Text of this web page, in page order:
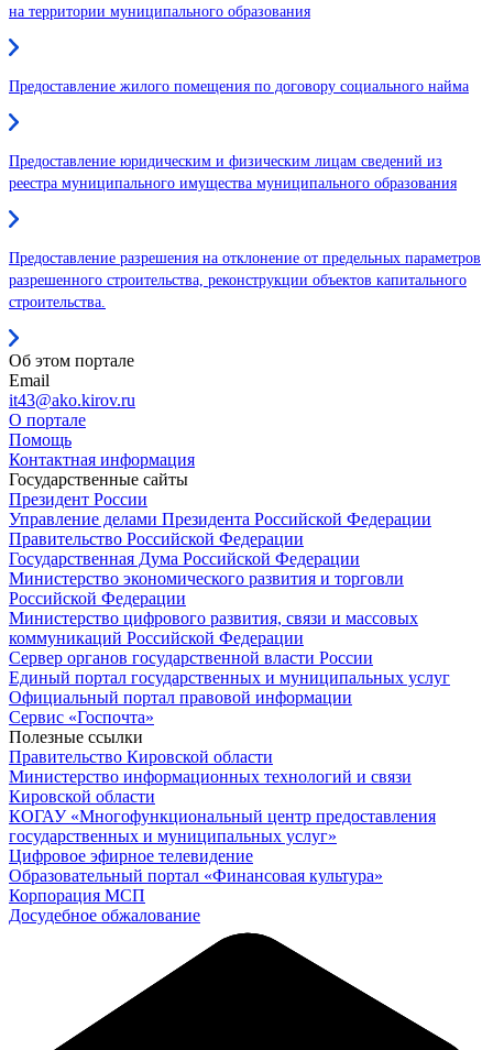
на территории муниципального образования
Предоставление жилого помещения по договору социального найма
Предоставление юридическим и физическим лицам сведений из
реестра муниципального имущества муниципального образования
Предоставление разрешения на отклонение от предельных параметров
разрешенного строительства, реконструкции объектов капитального
строительства.
Об этом портале
Email
it43@ako.kirov.ru
О портале
Помощь
Контактная информация
Государственные сайты
Президент России
Управление делами Президента Российской Федерации
Правительство Российской Федерации
Государственная Дума Российской Федерации
Министерство экономического развития и торговли
Российской Федерации
Министерство цифрового развития, связи и массовых
коммуникаций Российской Федерации
Сервер органов государственной власти России
Единый портал государственных и муниципальных услуг
Официальный портал правовой информации
Cервис «Госпочта»
Полезные ссылки
Правительство Кировской области
Министерство информационных технологий и связи
Кировской области
КОГАУ «Многофункциональный центр предоставления
государственных и муниципальных услуг»
Цифровое эфирное телевидение
Образовательный портал «Финансовая культура»
Корпорация МСП
Досудебное обжалование